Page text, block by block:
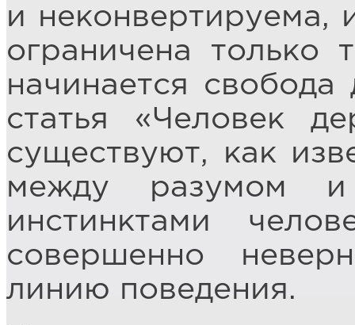
и неконвертируема,
ограничена только
начинается свобода
статья «Человек
существуют, как
между разумом и
инстинктами
совершенно
линию поведения.